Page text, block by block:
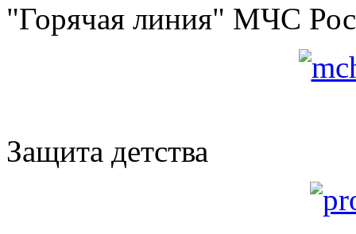
"Горячая линия" МЧС
Защита детства